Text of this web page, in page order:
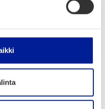
Green Spaces
Waste disposal
Energy